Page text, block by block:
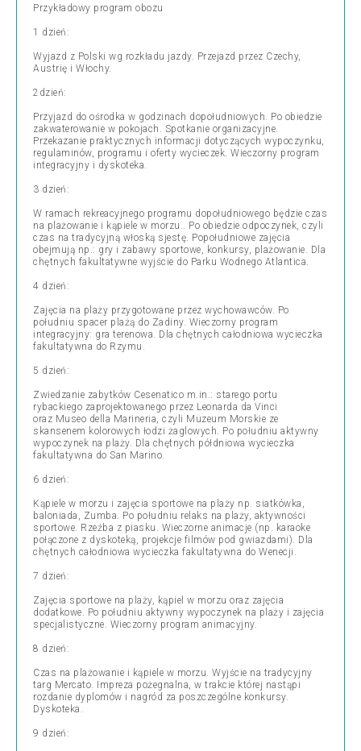
Przykładowy program obozu
1 dzień:
Wyjazd z Polski wg rozkładu jazdy. Przejazd przez Czechy,
Austrię i Włochy.
2dzień:
Przyjazd do ośrodka w godzinach dopołudniowych. Po obiedzie
zakwaterowanie w pokojach. Spotkanie organizacyjne.
Przekazanie praktycznych informacji dotyczących wypoczynku,
regulaminów, programu i oferty wycieczek. Wieczorny program
integracyjny i dyskoteka.
3 dzień:
W ramach rekreacyjnego programu dopołudniowego będzie czas
na plażowanie i kąpiele w morzu.. Po obiedzie odpoczynek, czyli
czas na tradycyjną włoską sjestę. Popołudniowe zajęcia
obejmują np.: gry i zabawy sportowe, konkursy, plażowanie. Dla
chętnych fakultatywne wyjście do Parku Wodnego Atlantica.
4 dzień:
Zajęcia na plaży przygotowane przez wychowawców. Po
południu spacer plażą do Zadiny. Wieczorny program
integracyjny: gra terenowa. Dla chętnych całodniowa wycieczka
fakultatywna do Rzymu.
5 dzień:
Zwiedzanie zabytków Cesenatico m.in.: starego portu
rybackiego zaprojektowanego przez Leonarda da Vinci
oraz Museo della Marineria, czyli Muzeum Morskie ze
skansenem kolorowych łodzi żaglowych. Po południu aktywny
wypoczynek na plaży. Dla chętnych półdniowa wycieczka
fakultatywna do San Marino.
6 dzień:
Kąpiele w morzu i zajęcia sportowe na plaży np. siatkówka,
baloniada, Zumba. Po południu relaks na plaży, aktywności
sportowe. Rzeźba z piasku. Wieczorne animacje (np. karaoke
połączone z dyskoteką, projekcje filmów pod gwiazdami). Dla
chętnych całodniowa wycieczka fakultatywna do Wenecji.
7 dzień:
Zajęcia sportowe na plaży, kąpiel w morzu oraz zajęcia
dodatkowe. Po południu aktywny wypoczynek na plaży i zajęcia
specjalistyczne. Wieczorny program animacyjny.
8 dzień:
Czas na plażowanie i kąpiele w morzu. Wyjście na tradycyjny
targ Mercato. Impreza pożegnalna, w trakcie której nastąpi
rozdanie dyplomów i nagród za poszczególne konkursy.
Dyskoteka.
9 dzień: